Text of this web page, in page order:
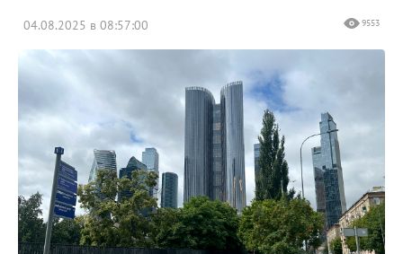
04.08.2025 в 08:57:00 9553